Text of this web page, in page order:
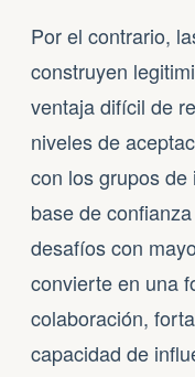
Por el contrario,
construyen
ventaja difícil de
niveles de
con los grupos
base de
desafíos con
convierte en una
colaboración,
capacidad de